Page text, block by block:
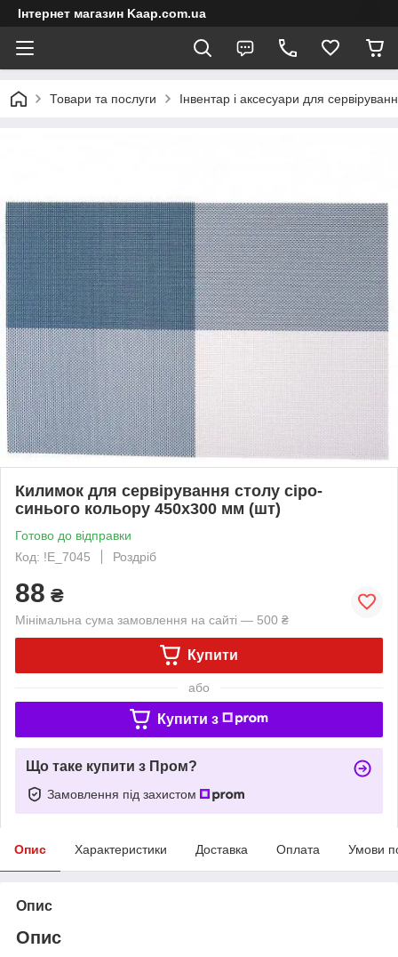
Інтернет магазин Kaap.com.ua
Товари та послуги Інвентар і аксесуари для
Килимок для сервірування столу сіро-
синього кольору 450х300 мм (шт)
Готово до відправки
Код: !Е_7045
Роздріб
88 ₴
Мінімальна сума замовлення на сайті — 500 ₴
Купити
або
Купити з
Що таке купити з Пром?
Замовлення під захистом
Опис Характеристики Доставка Оплата Умови
Опис
Опис